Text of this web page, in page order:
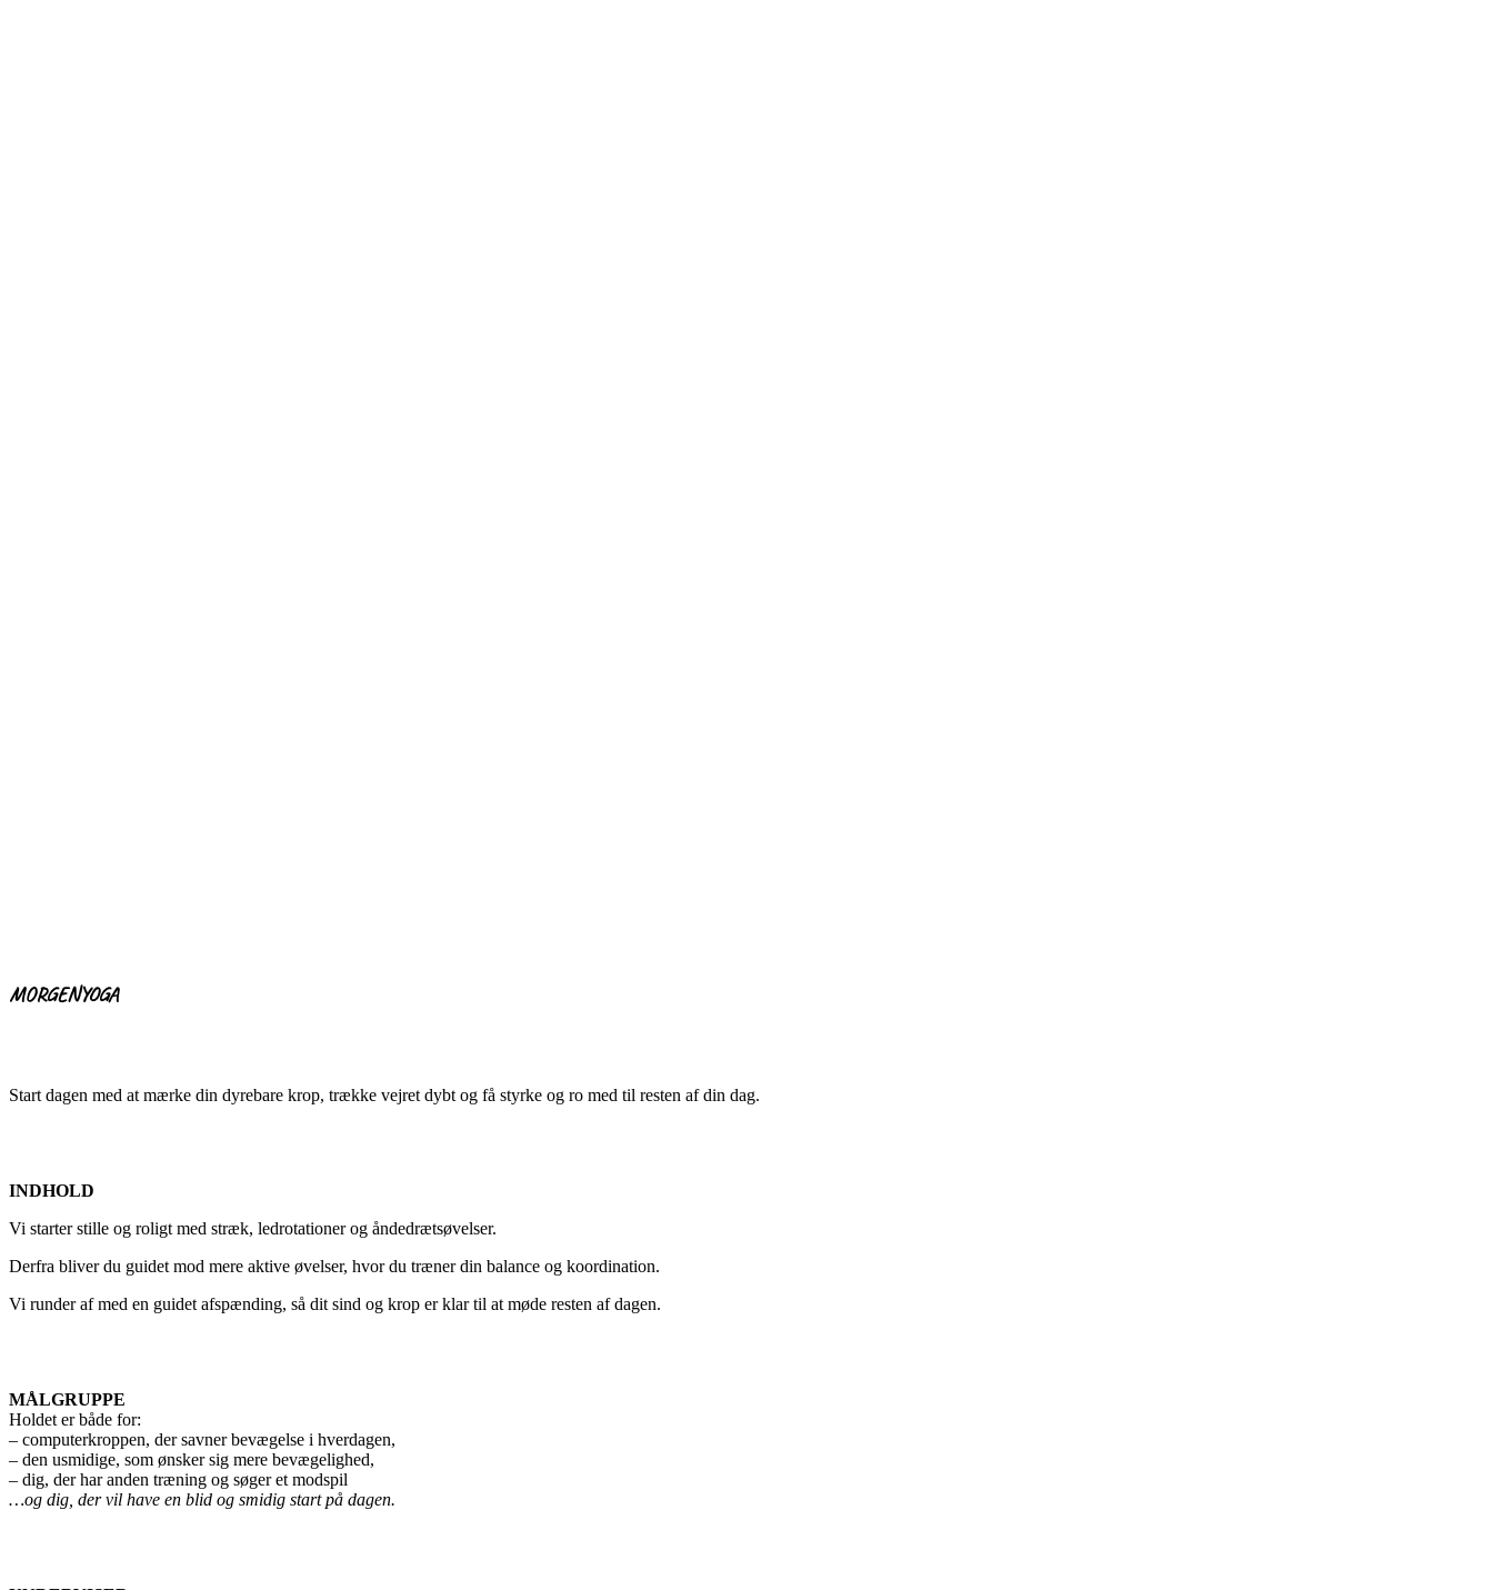
MORGENYOGA
Start dagen med at mærke din dyrebare krop, trække vejret dybt og få styrke og ro med til resten af din dag.
INDHOLD
Vi starter stille og roligt med stræk, ledrotationer og åndedrætsøvelser.
Derfra bliver du guidet mod mere aktive øvelser, hvor du træner din balance og koordination.
Vi runder af med en guidet afspænding, så dit sind og krop er klar til at møde resten af dagen.
MÅLGRUPPE
Holdet er både for:
– computerkroppen, der savner bevægelse i hverdagen,
– den usmidige, som ønsker sig mere bevægelighed,
– dig, der har anden træning og søger et modspil
…og dig, der vil have en blid og smidig start på dagen.